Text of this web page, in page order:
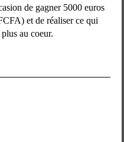
de gagner 5000 euros
et de réaliser ce qui
au coeur.